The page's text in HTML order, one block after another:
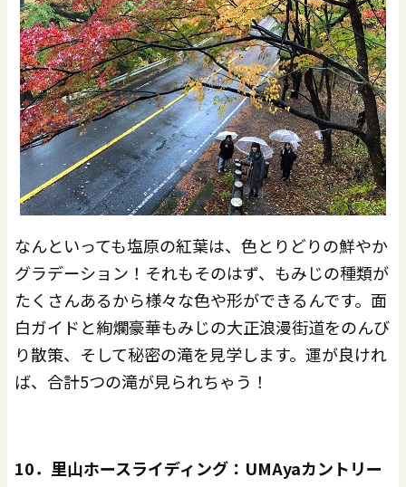
なんといっても塩原の紅葉は、色とりどりの鮮やか
グラデーション！それもそのはず、もみじの種類が
たくさんあるから様々な色や形ができるんです。面
白ガイドと絢爛豪華もみじの大正浪漫街道をのんび
り散策、そして秘密の滝を見学します。運が良けれ
ば、合計5つの滝が見られちゃう！
10．里山ホースライディング： UMAyaカントリー